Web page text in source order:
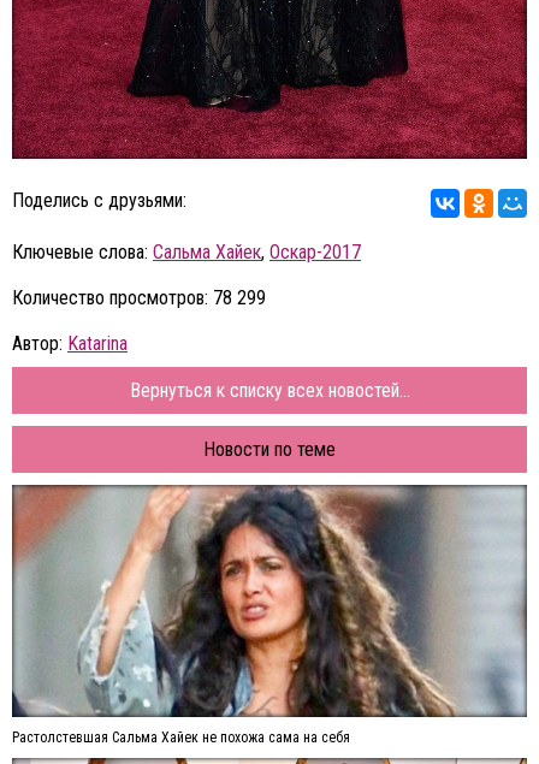
Поделись с друзьями:
Ключевые слова: Сальма Хайек, Оскар-2017
Количество просмотров: 78 299
Автор: Katarina
Вернуться к списку всех новостей...
Новости по теме
Растолстевшая Сальма Хайек не похожа сама на себя